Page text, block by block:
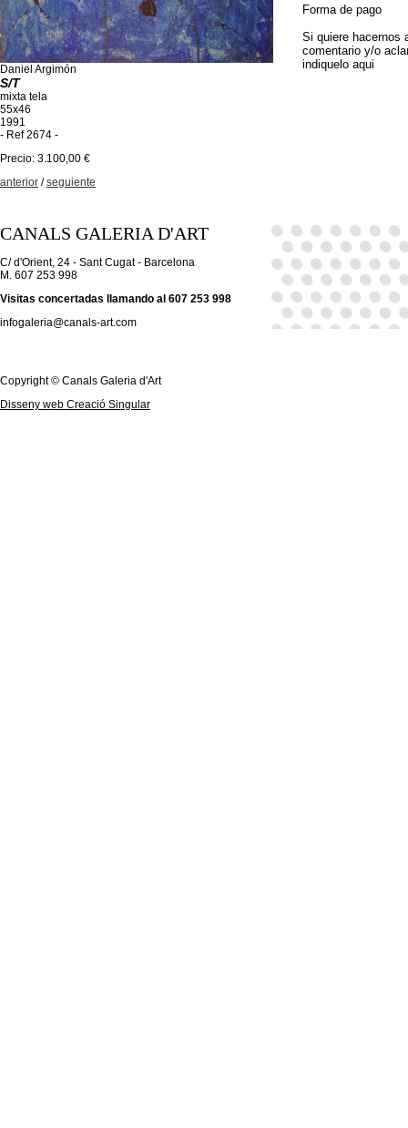
Daniel Argimón
S/T
mixta tela
55x46
1991
- Ref 2674 -
Precio: 3.100,00 €
anterior /seguiente
Forma de pago
Si quiere hacernos
comentario y/o
indiquelo aqui
CANALS GALERIA D'ART
C/ d'Orient, 24 - Sant Cugat - Barcelona
M. 607 253 998
Visitas concertadas llamando al 607 253 998
infogaleria@canals-art.com
Copyright © Canals Galeria d'Art
Disseny web Creació Singular